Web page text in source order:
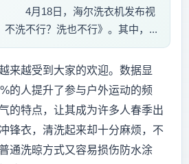
4月18日，海尔洗衣机发布视
不洗不行？洗也不行》。其中，...
越受到大家的欢迎。数据显
的人提升了参与户外运动的频
的特点，让其成为许多人春季出
锋衣，清洗起来却十分麻烦，不
通洗晾方式又容易损伤防水涂